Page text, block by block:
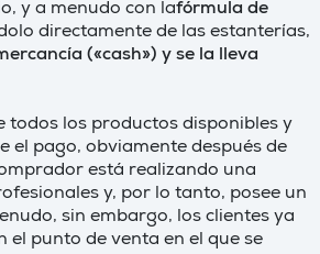
y a menudo con lafórmula de
directamente de las estanterías,
(«cash») y se la lleva
todos los productos disponibles y
el pago, obviamente después de
está realizando una
y, por lo tanto, posee un
sin embargo, los clientes ya
el punto de venta en el que se